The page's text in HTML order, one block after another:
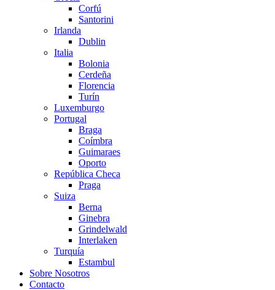
Corfú
Santorini
Irlanda
Dublin
Italia
Bolonia
Cerdeña
Florencia
Turín
Luxemburgo
Portugal
Braga
Coímbra
Guimaraes
Oporto
República Checa
Praga
Suiza
Berna
Ginebra
Grindelwald
Interlaken
Turquía
Estambul
Sobre Nosotros
Contacto